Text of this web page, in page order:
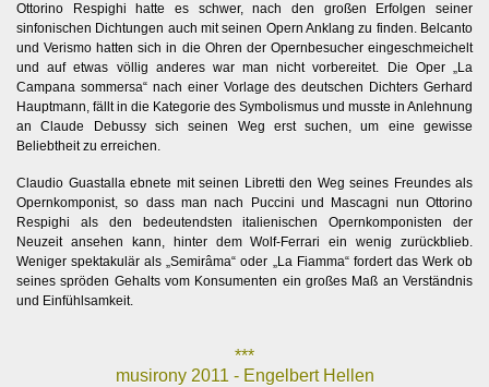
Ottorino Respighi hatte es schwer, nach den großen Erfolgen seiner
sinfonischen Dichtungen auch mit seinen Opern Anklang zu finden. Belcanto
und Verismo hatten sich in die Ohren der Opernbesucher eingeschmeichelt
und auf etwas völlig anderes war man nicht vorbereitet. Die Oper „La
Campana sommersa“ nach einer Vorlage des deutschen Dichters Gerhard
Hauptmann, fällt in die Kategorie des Symbolismus und musste in Anlehnung
an Claude Debussy sich seinen Weg erst suchen, um eine gewisse
Beliebtheit zu erreichen.
Claudio Guastalla ebnete mit seinen Libretti den Weg seines Freundes als
Opernkomponist, so dass man nach Puccini und Mascagni nun Ottorino
Respighi als den bedeutendsten italienischen Opernkomponisten der
Neuzeit ansehen kann, hinter dem Wolf-Ferrari ein wenig zurückblieb.
Weniger spektakulär als „Semirâma“ oder „La Fiamma“ fordert das Werk ob
seines spröden Gehalts vom Konsumenten ein großes Maß an Verständnis
und Einfühlsamkeit.
***
musirony 2011 - Engelbert Hellen